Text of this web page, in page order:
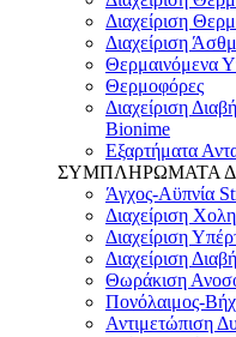
Διαχείριση
Διαχείριση
Θερμαινόμενα
Θερμοφόρες
Διαχείριση
Bionime
Εξαρτήματα
ΣΥΜΠΛΗΡΩΜΑΤΑ
Άγχος-Αϋπνία
Διαχείριση
Διαχείριση
Διαχείριση
Θωράκιση
Πονόλαιμος-
Αντιμετώπιση